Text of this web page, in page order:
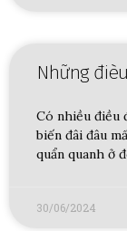
Những
Có nhiều điều
biến đâi đâu
quẩn quanh ở
30/06/2024